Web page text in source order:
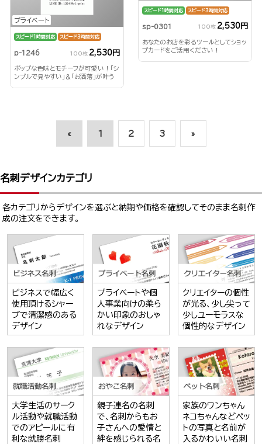
プライベート
スピード1時間対応 スピード3時間対応
p-1246 100枚 2,530円
ポップな色味とモチーフが可愛い！「シ
ンプルで見やすい」＆「お洒落」が叶う
スピード1時間対応 スピード3時間対応
sp-0301 100枚 2,530円
あなたのお店を彩るツールとしてショッ
プカードをご活用ください！
« 1 2 3 »
名刺デザインカテゴリ
各カテゴリからデザインを選ぶと納期や価格を確認してそのまま名刺作
成の注文をできます。
ビジネスで幅広く
使用頂けるシャー
プで清潔感のある
デザイン
プライベートや個
人事業向けの柔ら
かい印象のおしゃ
れなデザイン
クリエイターの個性
が光る、少し尖って
少しユーモラスな
個性的なデザイン
大学生活のサーク
ル活動や就職活動
でのアピールに有
利な就勝名刺
親子連名の名刺
で、名刺からもお
子さんへの愛情と
絆を感じられる名
家族のワンちゃん
ネコちゃんなどペッ
トの写真と名前が
入るかわいい名刺